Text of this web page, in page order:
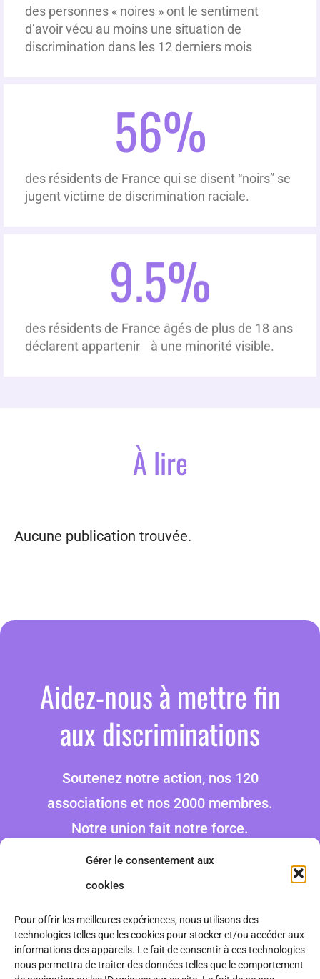
Gérer le consentement aux
cookies
Pour offrir les meilleures expériences, nous utilisons des
technologies telles que les cookies pour stocker et/ou accéder aux
informations des appareils. Le fait de consentir à ces technologies
nous permettra de traiter des données telles que le comportement
des personnes « noires » ont le sentiment
d’avoir vécu au moins une situation de
discrimination dans les 12 derniers mois
56%
des résidents de France qui se disent “noirs” se
jugent victime de discrimination raciale.
9.5%
des résidents de France âgés de plus de 18 ans
déclarent appartenir à une minorité visible.
À lire
Aucune publication trouvée.
Aidez-nous à mettre fin
aux discriminations
Soutenez notre action, nos 120
associations et nos 2000 membres.
Notre union fait notre force.